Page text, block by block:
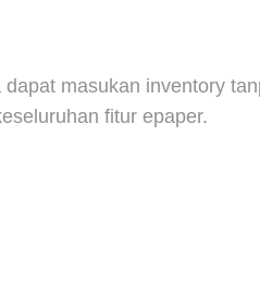
masukan inventory
fitur epaper.